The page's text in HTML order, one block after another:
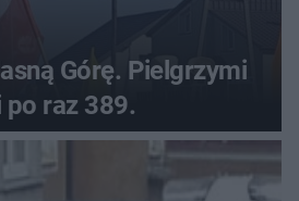
Górę. Pielgrzymi
raz 389.